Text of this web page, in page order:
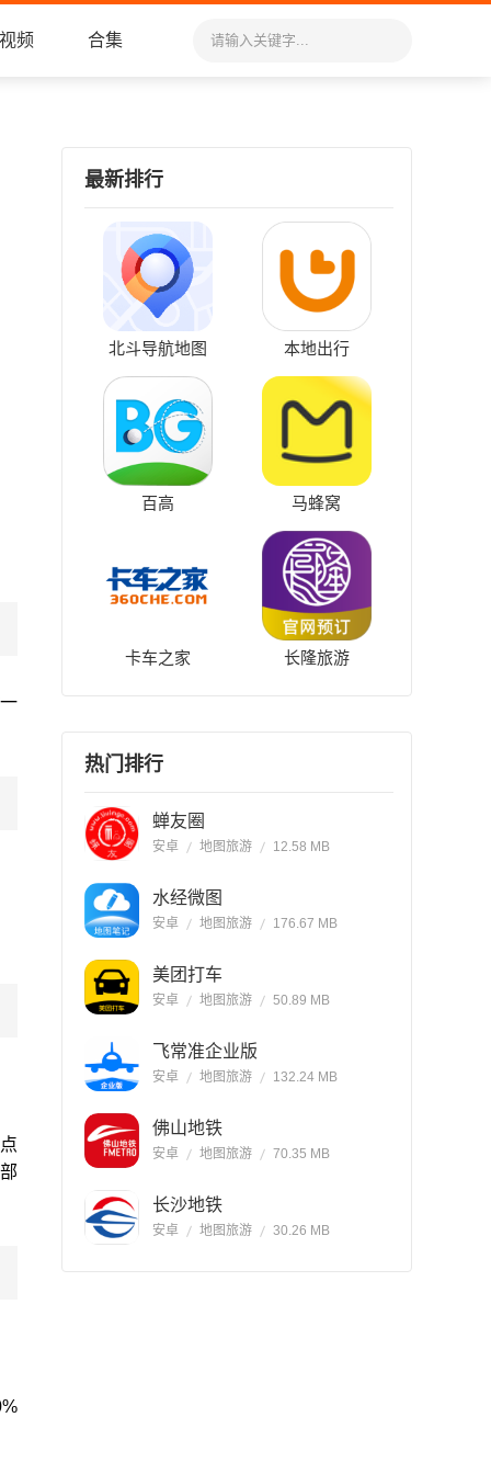
视频 合集
最新排行
北斗导航地图 本地出行
百高 马蜂窝
卡车之家 长隆旅游
热门排行
蝉友圈
安卓 地图旅游 12.58 MB
水经微图
安卓 地图旅游 176.67 MB
美团打车
安卓 地图旅游 50.89 MB
飞常准企业版
安卓 地图旅游 132.24 MB
佛山地铁
安卓 地图旅游 70.35 MB
长沙地铁
安卓 地图旅游 30.26 MB